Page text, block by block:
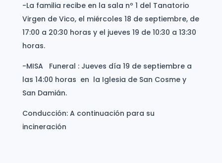
-La familia recibe en la sala nº 1 del Tanatorio
Virgen de Vico, el miércoles 18 de septiembre, de
17:00 a 20:30 horas y el jueves 19 de 10:30 a 13:30
horas.
-MISA Funeral : Jueves día 19 de septiembre a
las 14:00 horas en la Iglesia de San Cosme y
San Damián.
Conducción: A continuación para su
incineración